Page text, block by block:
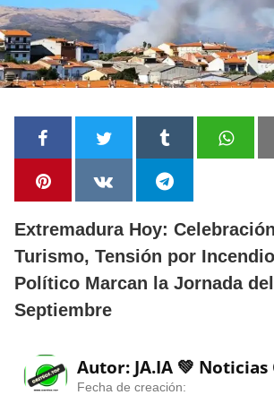
Extremadura Hoy:
Turismo, Tensión por
Político Marcan la Jornada
Septiembre
Autor: JA.IA 💚 Noticias
Fecha de creación: